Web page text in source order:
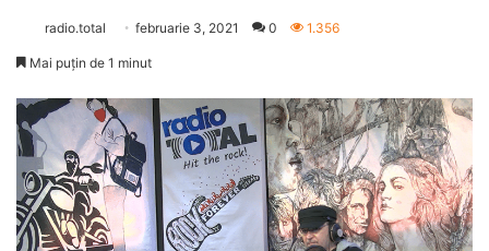
radio.total februarie 3, 2021 0 1.356
Mai puțin de 1 minut